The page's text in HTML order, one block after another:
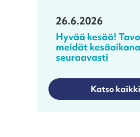
26.6.2026
Hyvää kesää!
meidät kesäaikana
seuraavasti
Katso kaikki